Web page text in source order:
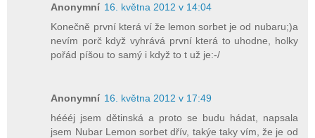
Anonymní 16. května 2012 v 14:04
Konečně první která ví že lemon sorbet je od nubaru;)a
nevím porč když vyhrává první která to uhodne, holky
pořád píšou to samý i když to t už je:-/
Anonymní 16. května 2012 v 17:49
héééj jsem dětinská a proto se budu hádat, napsala
jsem Nubar Lemon sorbet dřív, takýe taky vím, že je od